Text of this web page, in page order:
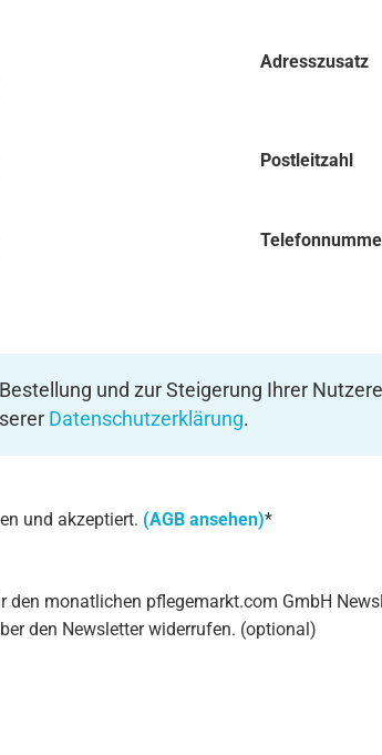
Adresszusatz
Postleitzahl
und zur Steigerung Ihrer
Datenschutzerklärung.
und akzeptiert. (AGB ansehen)*
monatlichen pflegemarkt.com GmbH
den Newsletter widerrufen. (optional)